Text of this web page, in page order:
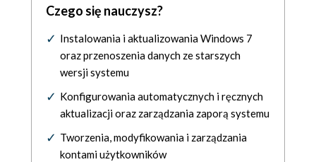
Czego się nauczysz?
Instalowania i aktualizowania Windows 7
oraz przenoszenia danych ze starszych
wersji systemu
Konfigurowania automatycznych i ręcznych
aktualizacji oraz zarządzania zaporą systemu
Tworzenia, modyfikowania i zarządzania
kontami użytkowników